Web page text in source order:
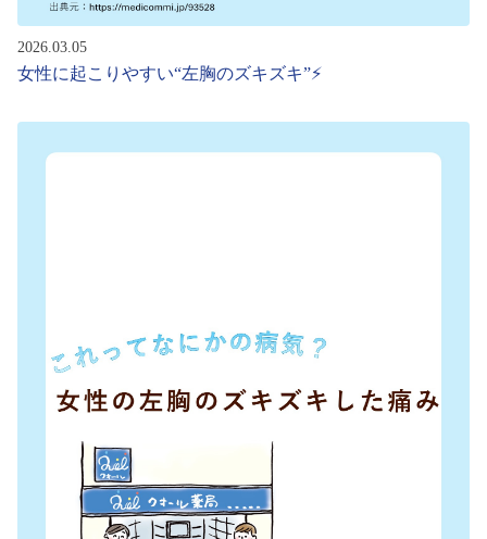
2026.03.05
女性に起こりやすい“左胸のズキズキ”⚡